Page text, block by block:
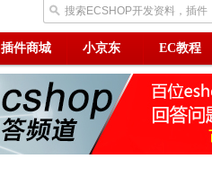
搜索ECSHOP开发资料，插件
插件商城 小京东 EC教程